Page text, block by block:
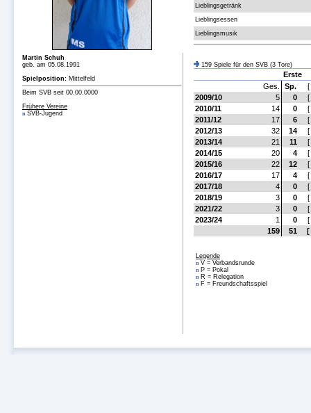
Lieblingsgetränk
Lieblingsessen
Lieblingsmusik
159 Spiele für den SVB (3 Tore)
Erste
Ges.
Sp.
[
2009/10
5 0
[
2010/11
14 0
[
2011/12
17 6
[
2012/13
32 14
[
2013/14
21 11
[
2014/15
20 4
[
2015/16
22 12
[
2016/17
17 4
[
2017/18
4 0
[
2018/19
3 0
[
2021/22
3 0
[
2023/24
1 0
[
159
51 [
Legende
nV = Verbandsrunde
nP = Pokal
nR = Relegation
nF = Freundschaftsspiel
Martin Schuh
geb. am 05.08.1991
Spielposition: Mittelfeld
Beim SVB seit 00.00.0000
Frühere Vereine
nSVB-Jugend